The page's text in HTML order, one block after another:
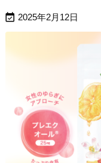
 2025年2月12日